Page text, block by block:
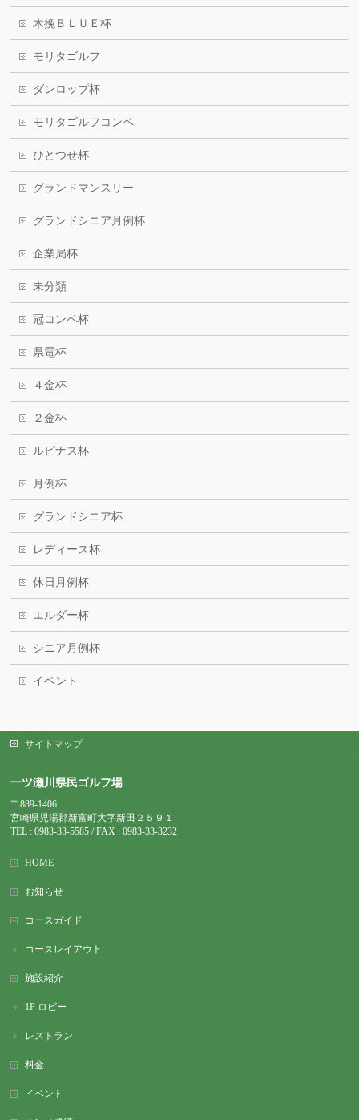
木挽ＢＬＵＥ杯
モリタゴルフ
ダンロップ杯
モリタゴルフコンペ
ひとつせ杯
グランドマンスリー
グランドシニア月例杯
企業局杯
未分類
冠コンペ杯
県電杯
４金杯
２金杯
ルピナス杯
月例杯
グランドシニア杯
レディース杯
休日月例杯
エルダー杯
シニア月例杯
イベント
サイトマップ
一ツ瀬川県民ゴルフ場
〒889-1406
宮崎県児湯郡新富町大字新田２５９１
TEL : 0983-33-5585 / FAX : 0983-33-3232
HOME
お知らせ
コースガイド
コースレイアウト
施設紹介
1F ロビー
レストラン
料金
イベント